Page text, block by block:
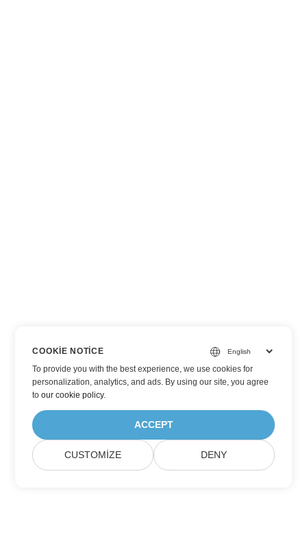
COOKIE NOTICE
To provide you with the best experience, we use cookies for
personalization, analytics, and ads. By using our site, you agree
toour cookie policy.
ACCEPT
CUSTOMIZE DENY